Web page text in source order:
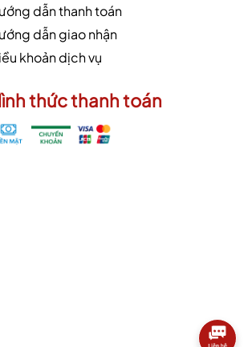
dẫn thanh toán
dẫn giao nhận
khoản dịch vụ
thức thanh toán